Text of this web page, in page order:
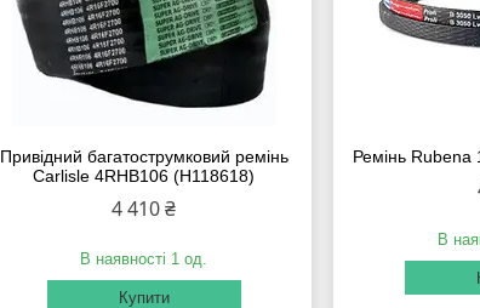
Привідний багатострумковий ремінь
Carlisle 4RHB106 (H118618)
4 410 ₴
В наявності 1 од.
Купити
Ремінь
В